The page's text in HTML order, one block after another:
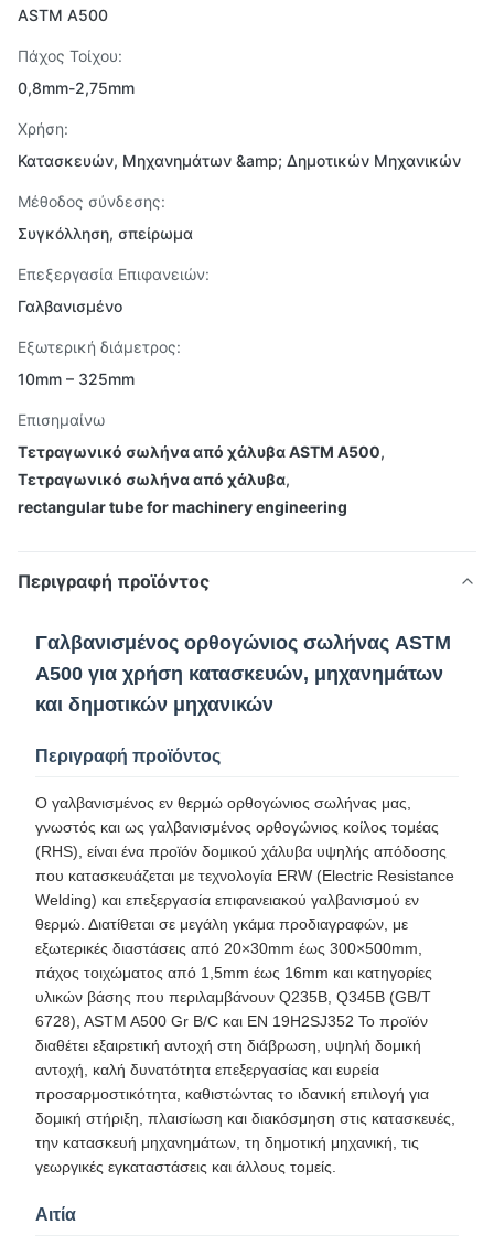
ASTM A500
Πάχος Τοίχου:
0,8mm-2,75mm
Χρήση:
Κατασκευών, Μηχανημάτων &amp; Δημοτικών Μηχανικών
Μέθοδος σύνδεσης:
Συγκόλληση, σπείρωμα
Επεξεργασία Επιφανειών:
Γαλβανισμένο
Εξωτερική διάμετρος:
10mm – 325mm
Επισημαίνω
Τετραγωνικό σωλήνα από χάλυβα ASTM A500,
Τετραγωνικό σωλήνα από χάλυβα,
rectangular tube for machinery engineering
Περιγραφή προϊόντος
Γαλβανισμένος ορθογώνιος σωλήνας ASTM
A500 για χρήση κατασκευών, μηχανημάτων
και δημοτικών μηχανικών
Περιγραφή προϊόντος
Ο γαλβανισμένος εν θερμώ ορθογώνιος σωλήνας μας,
γνωστός και ως γαλβανισμένος ορθογώνιος κοίλος τομέας
(RHS), είναι ένα προϊόν δομικού χάλυβα υψηλής απόδοσης
που κατασκευάζεται με τεχνολογία ERW (Electric Resistance
Welding) και επεξεργασία επιφανειακού γαλβανισμού εν
θερμώ. Διατίθεται σε μεγάλη γκάμα προδιαγραφών, με
εξωτερικές διαστάσεις από 20×30mm έως 300×500mm,
πάχος τοιχώματος από 1,5mm έως 16mm και κατηγορίες
υλικών βάσης που περιλαμβάνουν Q235B, Q345B (GB/T
6728), ASTM A500 Gr B/C και EN 19H2SJ352 Το προϊόν
διαθέτει εξαιρετική αντοχή στη διάβρωση, υψηλή δομική
αντοχή, καλή δυνατότητα επεξεργασίας και ευρεία
προσαρμοστικότητα, καθιστώντας το ιδανική επιλογή για
δομική στήριξη, πλαισίωση και διακόσμηση στις κατασκευές,
την κατασκευή μηχανημάτων, τη δημοτική μηχανική, τις
γεωργικές εγκαταστάσεις και άλλους τομείς.
Αιτία